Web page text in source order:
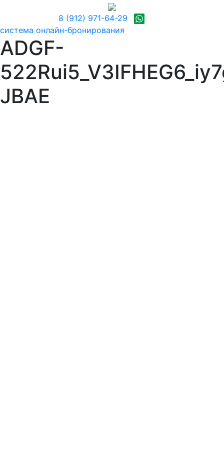
8 (912) 971-64-29
система онлайн-бронирования
ADGF-
JBAE